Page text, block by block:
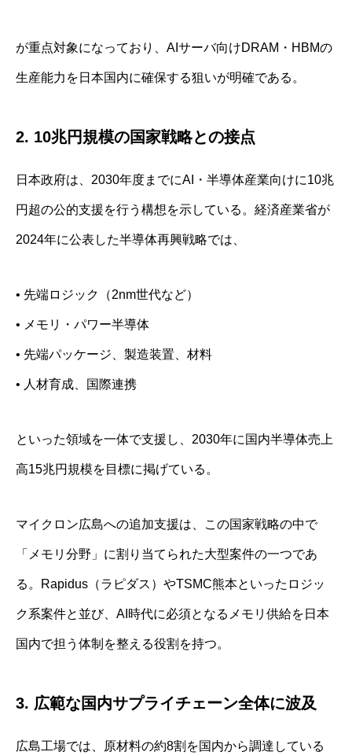
が重点対象になっており、AIサーバ向けDRAM・HBMの
生産能力を日本国内に確保する狙いが明確である。
2. 10兆円規模の国家戦略との接点
日本政府は、2030年度までにAI・半導体産業向けに10兆
円超の公的支援を行う構想を示している。経済産業省が
2024年に公表した半導体再興戦略では、
• 先端ロジック（2nm世代など）
• メモリ・パワー半導体
• 先端パッケージ、製造装置、材料
• 人材育成、国際連携
といった領域を一体で支援し、2030年に国内半導体売上
高15兆円規模を目標に掲げている。
マイクロン広島への追加支援は、この国家戦略の中で
「メモリ分野」に割り当てられた大型案件の一つであ
る。Rapidus（ラピダス）やTSMC熊本といったロジッ
ク系案件と並び、AI時代に必須となるメモリ供給を日本
国内で担う体制を整える役割を持つ。
3. 広範な国内サプライチェーン全体に波及
広島工場では、原材料の約8割を国内から調達している